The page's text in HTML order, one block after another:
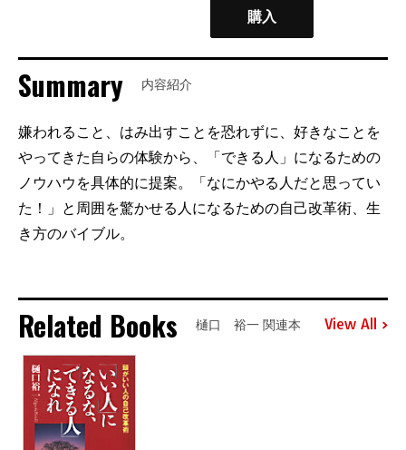
購入
Summary 内容紹介
嫌われること、はみ出すことを恐れずに、好きなことを
やってきた自らの体験から、「できる人」になるための
ノウハウを具体的に提案。「なにかやる人だと思ってい
た！」と周囲を驚かせる人になるための自己改革術、生
き方のバイブル。
Related Books 樋口 裕一 関連本 View All